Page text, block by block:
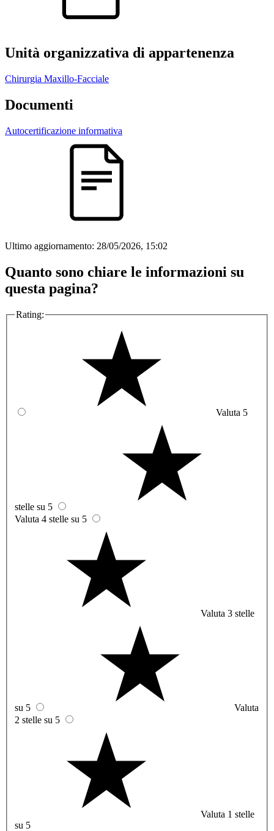
Unità organizzativa di appartenenza
Chirurgia Maxillo-Facciale
Documenti
Autocertificazione informativa
Ultimo aggiornamento: 28/05/2026, 15:02
Quanto sono chiare le informazioni su
questa pagina?
Rating:
Valuta 5
stelle su 5
Valuta 4 stelle su 5
Valuta 3 stelle
su 5
Valuta
2 stelle su 5
Valuta 1 stelle
su 5